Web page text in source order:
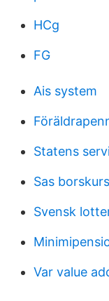
HCg
FG
Ais system
Statens
Sas borskurs
Svensk
Var value